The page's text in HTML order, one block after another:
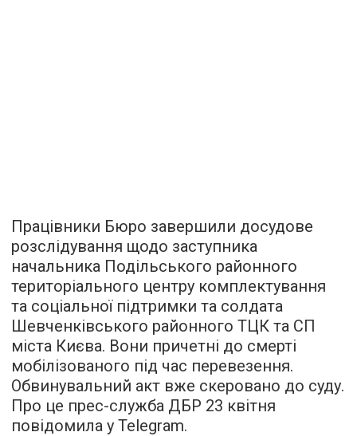
Працівники Бюро завершили досудове
розслідування щодо заступника
начальника Подільського районного
територіального центру комплектування
та соціальної підтримки та солдата
Шевченківського районного ТЦК та СП
міста Києва. Вони причетні до смерті
мобілізованого під час перевезення.
Обвинувальний акт вже скеровано до суду.
Про це прес-служба ДБР 23 квітня
повідомила у Telegram.